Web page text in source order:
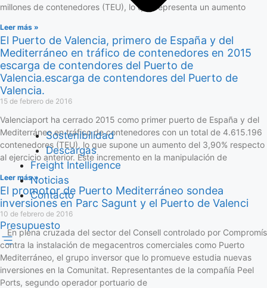
Sostenibilidad
Descargas
Freight Intelligence
Noticias
Contacto
Presupuesto
millones de contenedores (TEU), lo que representa un aumento
Leer más »
El Puerto de Valencia, primero de España y del
Mediterráneo en tráfico de contenedores en 2015
escarga de contendores del Puerto de
Valencia.escarga de contendores del Puerto de
Valencia.
15 de febrero de 2016
Valenciaport ha cerrado 2015 como primer puerto de España y del
Mediterráneo en tráfico de contenedores con un total de 4.615.196
contenedores (TEU), lo que supone un aumento del 3,90% respecto
al ejercicio anterior. Este incremento en la manipulación de
Leer más »
El promotor de Puerto Mediterráneo sondea
inversiones en Parc Sagunt y el Puerto de Valenci
10 de febrero de 2016
En plena cruzada del sector del Consell controlado por Compromís
contra la instalación de megacentros comerciales como Puerto
Mediterráneo, el grupo inversor que lo promueve estudia nuevas
inversiones en la Comunitat. Representantes de la compañía Peel
Ports, segundo operador portuario de